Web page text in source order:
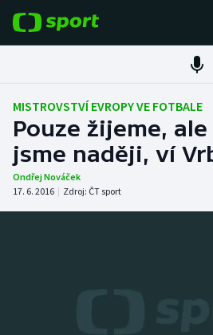
ME v atletice
ME v plavání
Fotbal
Hokej
MISTROVSTVÍ EVROPY VE FOTBALE
Pouze žijeme,
jsme naději, ví
Ondřej Nováček
17. 6. 2016 | Zdroj: ČT sport